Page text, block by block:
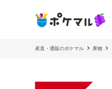
産直・通販のポケマル 果物